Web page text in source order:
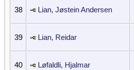
38 Lian, Jøstein Andersen
39 Lian, Reidar
40 Løfaldli, Hjalmar